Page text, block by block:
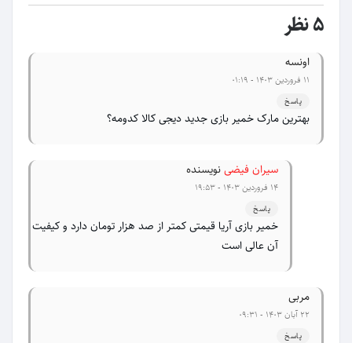
5 نظر
اونسه
۱۱ فروردین ۱۴۰۳ - ۰۱:۱۹
پاسخ
بهترین مارک خمیر بازی جدید دیجی کالا کدومه؟
سیران فیضینویسنده
۱۴ فروردین ۱۴۰۳ - ۱۹:۵۳
پاسخ
خمیر بازی آریا قیمتی کمتر از صد هزار تومان دارد و کیفیت
آن عالی است
مربی
۲۲ آبان ۱۴۰۳ - ۰۹:۳۱
پاسخ